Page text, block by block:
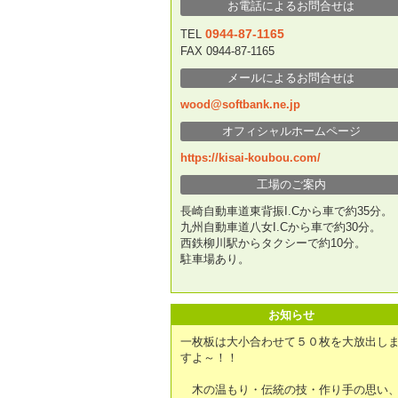
お電話によるお問合せは
TEL 0944-87-1165
FAX 0944-87-1165
メールによるお問合せは
wood@softbank.ne.jp
オフィシャルホームページ
https://kisai-koubou.com/
工場のご案内
長崎自動車道東背振I.Cから車で約35分。
九州自動車道八女I.Cから車で約30分。
西鉄柳川駅からタクシーで約10分。
駐車場あり。
お知らせ
一枚板は大小合わせて５０枚を大放出し
すよ～！！
木の温もり・伝統の技・作り手の思い